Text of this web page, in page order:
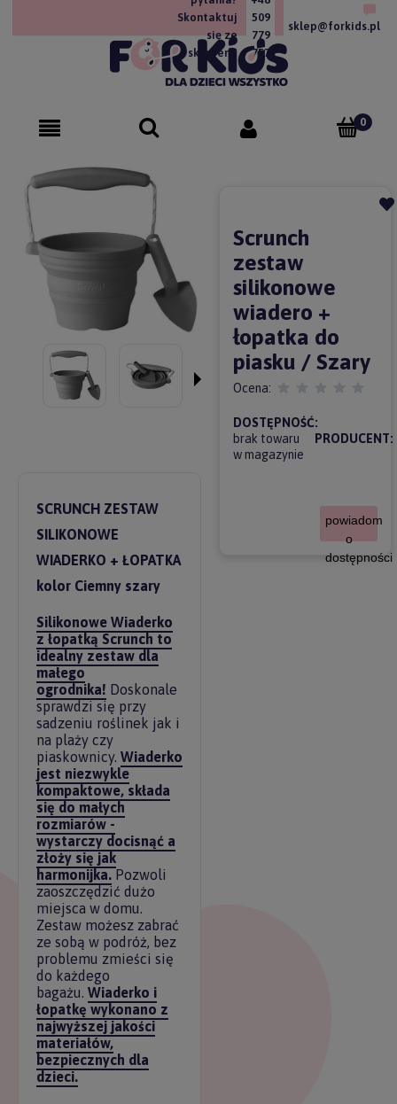
Skontaktuj
się ze
sklepem!
509
779
757
sklep@forkids.pl
SCRUNCH ZESTAW
SILIKONOWE
WIADERKO + ŁOPATKA
kolor Ciemny szary
Silikonowe Wiaderko
z łopatką Scrunch to
idealny zestaw dla
małego
ogrodnika! Doskonale
sprawdzi się przy
sadzeniu roślinek jak i
na plaży czy
piaskownicy. Wiaderko
jest niezwykle
kompaktowe, składa
się do małych
rozmiarów -
wystarczy docisnąć a
złoży się jak
harmonijka. Pozwoli
zaoszczędzić dużo
miejsca w domu.
Zestaw możesz zabrać
ze sobą w podróż, bez
problemu zmieści się
do każdego
bagażu. Wiaderko i
łopatkę wykonano z
najwyższej jakości
materiałów,
bezpiecznych dla
dzieci.
Scrunch
zestaw
silikonowe
wiadero +
łopatka do
piasku / Szary
Ocena:
DOSTĘPNOŚĆ:
brak towaru
w magazynie
PRODUCENT:
powiadom
o
dostępności